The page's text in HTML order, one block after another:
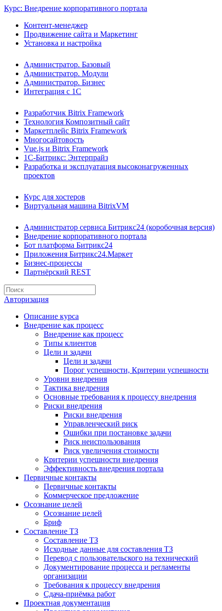
Курс: Внедрение корпоративного портала
Контент-менеджер
Продвижение сайта и Маркетинг
Установка и настройка
Администратор. Базовый
Администратор. Модули
Администратор. Бизнес
Интеграция с 1С
Разработчик Bitrix Framework
Технология Композитный сайт
Маркетплейс Bitrix Framework
Многосайтовость
Vue.js и Bitrix Framework
1С-Битрикс: Энтерпрайз
Разработка и эксплуатация высоконагруженных
проектов
Курс для хостеров
Виртуальная машина BitrixVM
Администратор сервиса Битрикс24 (коробочная версия)
Внедрение корпоративного портала
Бот платформа Битрикс24
Приложения Битрикс24.Маркет
Бизнес-процессы
Партнёрский REST
Авторизация
Описание курса
Внедрение как процесс
Внедрение как процесс
Типы клиентов
Цели и задачи
Цели и задачи
Порог успешности, Критерии успешности
Уровни внедрения
Тактика внедрения
Основные требования к процессу внедрения
Риски внедрения
Риски внедрения
Управленческий риск
Ошибки при постановке задачи
Риск неиспользования
Риск увеличения стоимости
Критерии успешности внедрения
Эффективность внедрения портала
Первичные контакты
Первичные контакты
Коммерческое предложение
Осознание целей
Осознание целей
Бриф
Составление ТЗ
Составление ТЗ
Исходные данные для составления ТЗ
Перевод с пользовательского на технический
Документирование процесса и регламенты
организации
Требования к процессу внедрения
Сдача-приёмка работ
Проектная документация